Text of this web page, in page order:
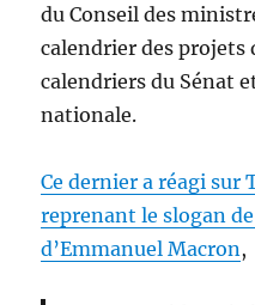
du Conseil des
calendrier des projets
calendriers du Sénat
nationale.
Ce dernier a réagi
reprenant le slogan
d’Emmanuel Macron ,